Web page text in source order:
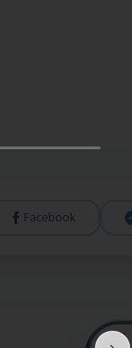
Facebook